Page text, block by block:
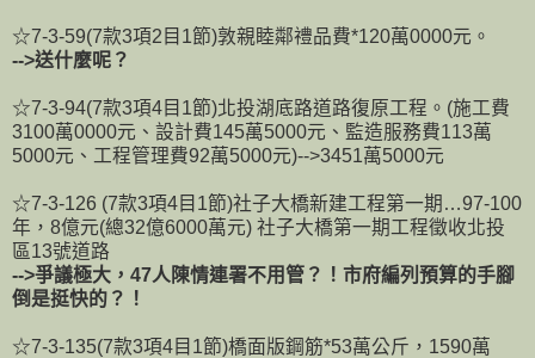
☆7-3-59(7款3項2目1節)敦親睦鄰禮品費*120萬0000元。
-->送什麼呢？
☆7-3-94(7款3項4目1節)北投湖底路道路復原工程。(施工費
3100萬0000元、設計費145萬5000元、監造服務費113萬
5000元、工程管理費92萬5000元)-->3451萬5000元
☆7-3-126 (7款3項4目1節)社子大橋新建工程第一期…97-100
年，8億元(總32億6000萬元) 社子大橋第一期工程徵收北投
區13號道路
-->爭議極大，47人陳情連署不用管？！市府編列預算的手腳
倒是挺快的？！
☆7-3-135(7款3項4目1節)橋面版鋼筋*53萬公斤，1590萬